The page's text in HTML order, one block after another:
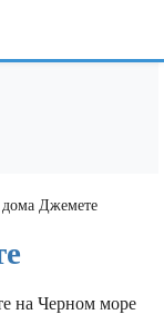
дома Джемете
на Черном море